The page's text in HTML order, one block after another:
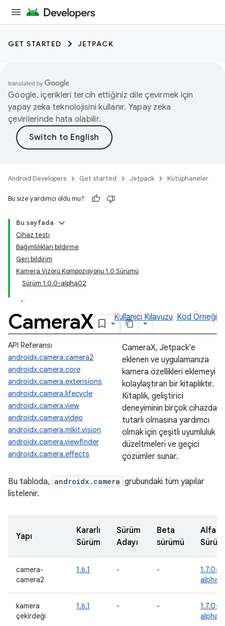
GET STARTED JETPACK
Google, içerikleri tercih ettiğiniz dile çevirmek için
yapay zeka teknolojisini kullanır. Yapay zeka
çevirilerinde hata olabilir.
Android Developers Get started Jetpack Kütüphaneler
Bu size yardımcı oldu mu?
Bu sayfada
Cihaz testi
Bağımlılıkları bildirme
Geri bildirim
Kamera Vizörü Kompozisyonu 1.0 Sürümü
Sürüm 1.0.0-alpha02
CameraX Kullanıcı Kılavuzu Kod Örneği
API Referansı
androidx.camera.camera2
androidx.camera.core
androidx.camera.extensions
androidx.camera.lifecycle
androidx.camera.view
androidx.camera.video
androidx.camera.mlkit.vision
androidx.camera.viewfinder
androidx.camera.effects
CameraX, Jetpack'e
eklenen ve uygulamanıza
kamera özellikleri eklemeyi
kolaylaştıran bir kitaplıktır.
Kitaplık, geliştirici
deneyiminin birçok cihazda
tutarlı olmasına yardımcı
olmak için çeşitli uyumluluk
düzeltmeleri ve geçici
çözümler sunar.
Bu tabloda, androidx.camera grubundaki tüm yapılar
listelenir.
Yapı
Kararlı
Sürüm
Sürüm
Adayı
Beta
sürümü
Alfa
camera-
camera2
1.6.1 - -
1.7.0-
kamera
çekirdeği
1.6.1 - -
1.7.0-